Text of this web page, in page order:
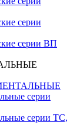
серии
серии ВП
серии
серии ТС,